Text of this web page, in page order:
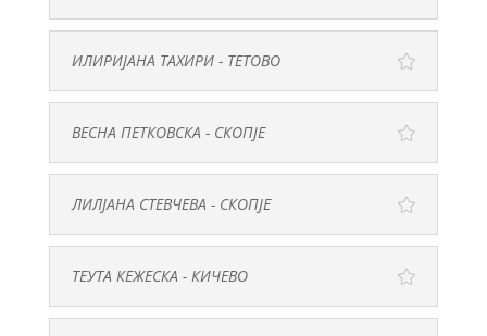
ИЛИРИЈАНА ТАХИРИ - ТЕТОВО
ВЕСНА ПЕТКОВСКА - СКОПЈЕ
ЛИЛЈАНА СТЕВЧЕВА - СКОПЈЕ
ТЕУТА КЕЖЕСКА - КИЧЕВО